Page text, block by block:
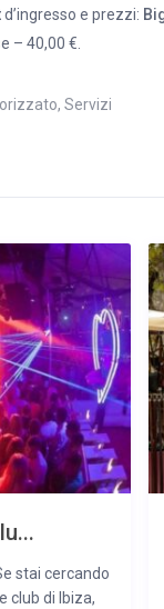
d’ingresso e prezzi:
– 40,00 €.
, Servizi
stai cercando
club di Ibiza,